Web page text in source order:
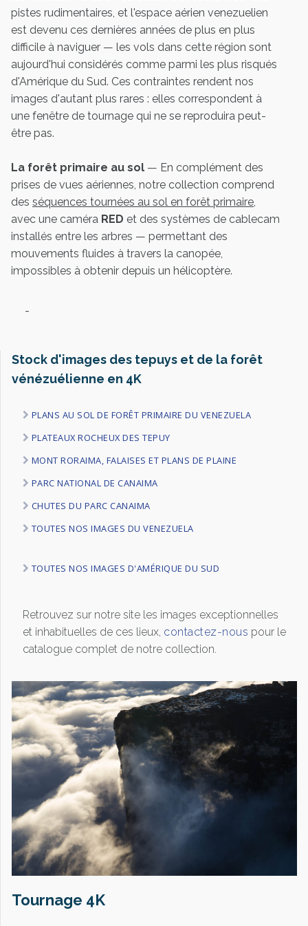
pistes rudimentaires, et l'espace aérien venezuelien
est devenu ces dernières années de plus en plus
difficile à naviguer — les vols dans cette région sont
aujourd'hui considérés comme parmi les plus risqués
d'Amérique du Sud. Ces contraintes rendent nos
images d'autant plus rares : elles correspondent à
une fenêtre de tournage qui ne se reproduira peut-
être pas.
La forêt primaire au sol — En complément des
prises de vues aériennes, notre collection comprend
des séquences tournées au sol en forêt primaire,
avec une caméra RED et des systèmes de cablecam
installés entre les arbres — permettant des
mouvements fluides à travers la canopée,
impossibles à obtenir depuis un hélicoptère.
-
Stock d'images des tepuys et de la forêt
vénézuélienne en 4K
PLANS AU SOL DE FORÊT PRIMAIRE DU VENEZUELA
PLATEAUX ROCHEUX DES TEPUY
MONT RORAIMA, FALAISES ET PLANS DE PLAINE
PARC NATIONAL DE CANAIMA
CHUTES DU PARC CANAIMA
TOUTES NOS IMAGES DU VENEZUELA
TOUTES NOS IMAGES D'AMÉRIQUE DU SUD
Retrouvez sur notre site les images exceptionnelles
et inhabituelles de ces lieux, contactez-nous pour le
catalogue complet de notre collection.
Tournage 4K